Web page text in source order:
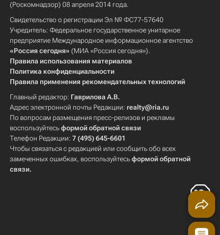
(Роскомнадзор) 08 апреля 2014 года.
Свидетельство о регистрации Эл № ФС77-57640
Учредитель: Федеральное государственное унитарное
предприятие Международное информационное агентство
«Россия сегодня» (МИА «Россия сегодня»).
Правила использования материалов
Политика конфиденциальности
Правила применения рекомендательных технологий
Главный редактор: Гаврилова А.В.
Адрес электронной почты Редакции: realty@ria.ru
По вопросам размещения пресс-релизов и рекламы
воспользуйтесьформой обратной связи
Телефон Редакции: 7 (495) 645-6601
Чтобы связаться с редакцией или сообщить обо всех
замеченных ошибках, воспользуйтесьформой обратной
связи.